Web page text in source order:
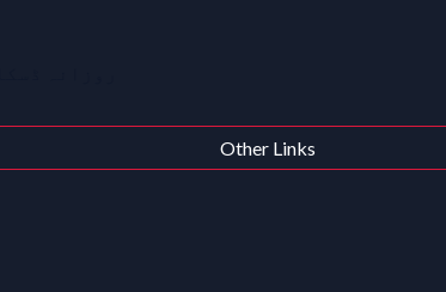
Other Links